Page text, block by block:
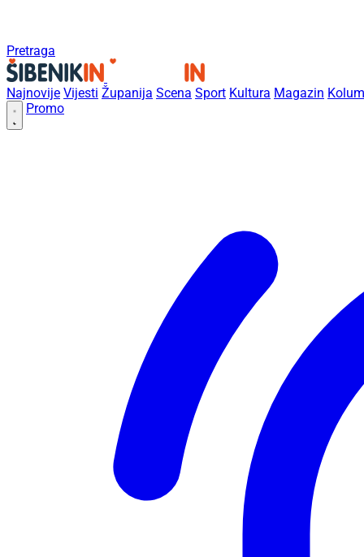
Pretraga
Najnovije Vijesti Županija Scena Sport Kultura Magazin
Promo